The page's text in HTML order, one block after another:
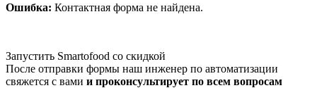
Ошибка: Контактная форма не найдена.
Запустить Smartofood со скидкой
После отправки формы наш инженер по автоматизации
свяжется с вами и проконсультирует по всем вопросам